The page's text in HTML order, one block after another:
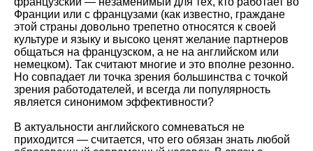
Франции или с французами (как известно, граждане
этой страны довольно трепетно относятся к своей
культуре и языку и высоко ценят желание партнеров
общаться на французском, а не на английском или
немецком). Так считают многие и это вполне резонно.
Но совпадает ли точка зрения большинства с точкой
зрения работодателей, и всегда ли популярность
является синонимом эффективности?
В актуальности английского сомневаться не
приходится — считается, что его обязан знать любой